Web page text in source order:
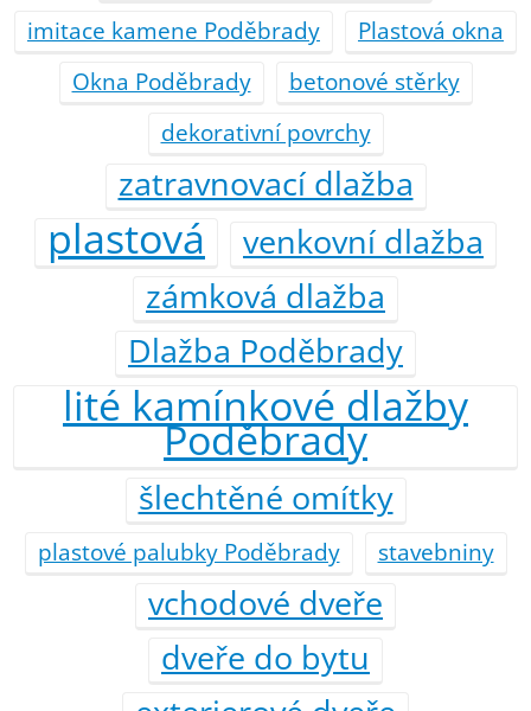
imitace kamene Poděbrady
Plastová okna
Okna Poděbrady
betonové stěrky
dekorativní povrchy
zatravnovací dlažba
plastová
venkovní dlažba
zámková dlažba
Dlažba Poděbrady
lité kamínkové dlažby
Poděbrady
šlechtěné omítky
plastové palubky Poděbrady stavebniny
vchodové dveře
dveře do bytu